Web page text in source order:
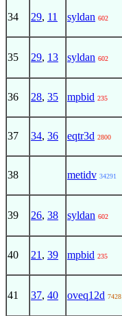
34 29, 11 syldan 602
35 29, 13 syldan 602
36 28, 35 mpbid 235
37 34, 36 eqtr3d 2800
38 metidv 34291
39 26, 38 syldan 602
40 21 , 39 mpbid 235
41 37, 40 oveq12d 7428